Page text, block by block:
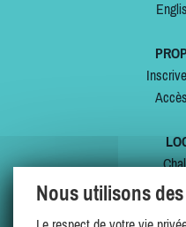
Nous utilisons